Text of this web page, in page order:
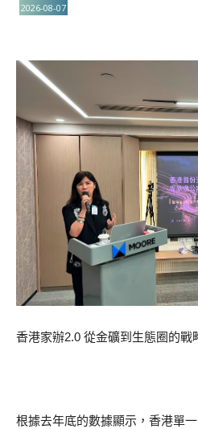
2026-08-07
香港家辦2.0 從金礦到生態圈的戰
根據去年底的數據顯示，香港單